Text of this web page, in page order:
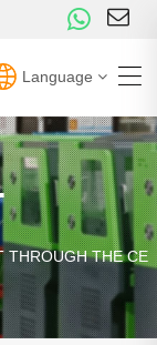
Language
THROUGH THE CE